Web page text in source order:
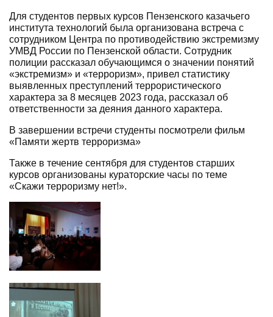
Для студентов первых курсов Пензенского казачьего
института технологий была организована встреча с
сотрудником Центра по противодействию экстремизму
УМВД России по Пензенской области. Сотрудник
полиции рассказал обучающимся о значении понятий
«экстремизм» и «терроризм», привел статистику
выявленных преступлений террористического
характера за 8 месяцев 2023 года, рассказал об
ответственности за деяния данного характера.
В завершении встречи студенты посмотрели фильм
«Памяти жертв терроризма»
Также в течение сентября для студентов старших
курсов организованы кураторские часы по теме
«Скажи терроризму нет!».